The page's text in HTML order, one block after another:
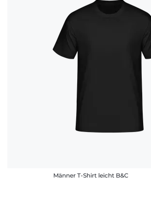
Männer T-Shirt leicht B&C